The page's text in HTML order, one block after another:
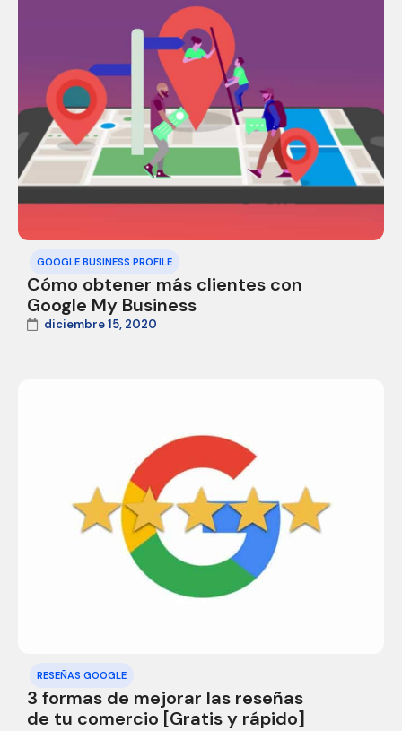
GOOGLE BUSINESS PROFILE
Cómo obtener más clientes con
Google My Business
diciembre 15, 2020
RESEÑAS GOOGLE
3 formas de mejorar las reseñas
de tu comercio [Gratis y rápido]